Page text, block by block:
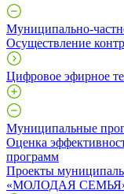
Муниципально-
Осуществление
Цифровое эфирное
Муниципальные
Оценка
программ
Проекты
«МОЛОДАЯ